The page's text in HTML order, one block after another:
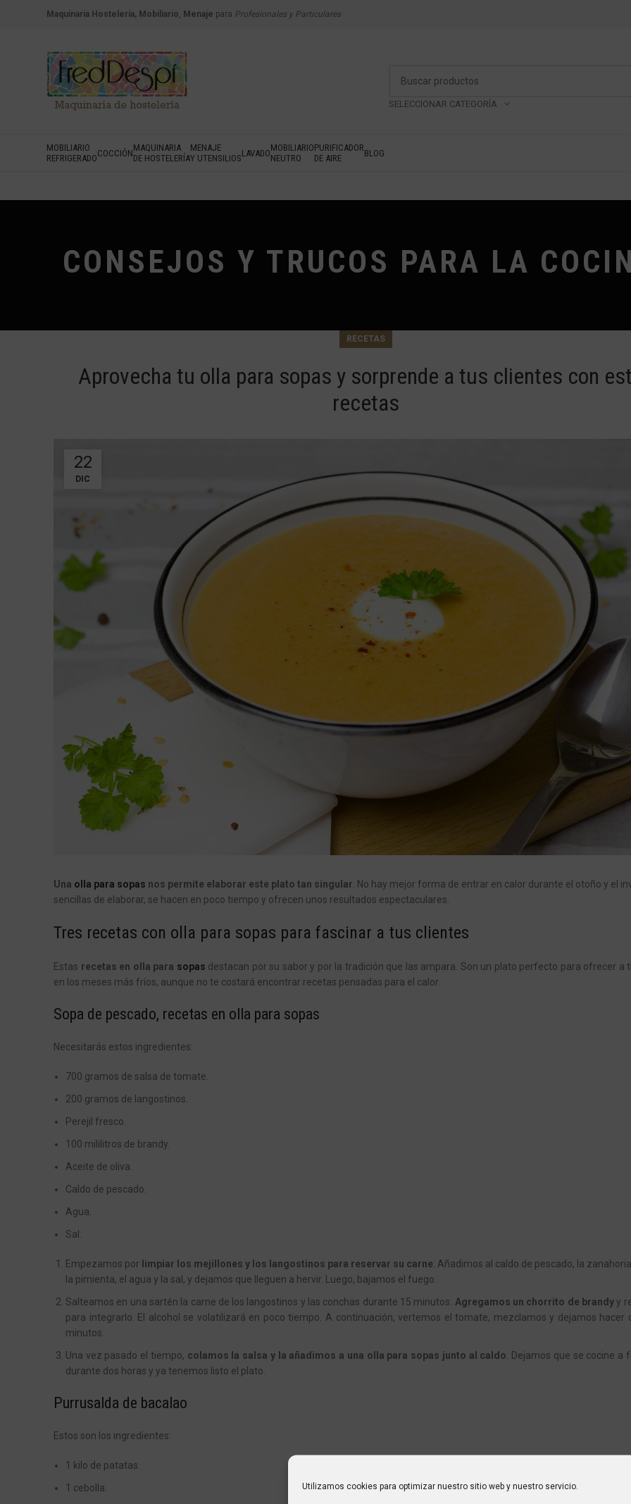
Utilizamos cookies para optimizar nuestro sitio web y nuestro servicio.
Maquinaria Hostelería, Mobiliario, Menaje para Profesionales y Particulares
SELECCIONAR CATEGORÍA
MOBILIARIO
REFRIGERADOCOCCIÓNMAQUINARIA
DE HOSTELERÍA
MENAJE
Y UTENSILIOSLAVADOMOBILIARIO
NEUTRO
PURIFICADOR
DE AIRE
BLOG
CONSEJOS Y TRUCOS PARA LA
RECETAS
Aprovecha tu olla para sopas y sorprende a tus clientes con
recetas
22
DIC
Una olla para sopas nos permite elaborar este plato tan singular. No hay mejor forma de entrar en calor durante el otoño y el
sencillas de elaborar, se hacen en poco tiempo y ofrecen unos resultados espectaculares.
Tres recetas con olla para sopas para fascinar a tus clientes
Estas recetas en olla para sopas destacan por su sabor y por la tradición que las ampara. Son un plato perfecto para ofrecer a
en los meses más fríos, aunque no te costará encontrar recetas pensadas para el calor.
Sopa de pescado, recetas en olla para sopas
Necesitarás estos ingredientes:
700 gramos de salsa de tomate.
200 gramos de langostinos.
Perejil fresco.
100 mililitros de brandy.
Aceite de oliva.
Caldo de pescado.
Agua.
Sal.
Empezamos por limpiar los mejillones y los langostinos para reservar su carne. Añadimos al caldo de pescado, la
la pimienta, el agua y la sal, y dejamos que lleguen a hervir. Luego, bajamos el fuego.
Salteamos en una sartén la carne de los langostinos y las conchas durante 15 minutos. Agregamos un chorrito de brandyy
para integrarlo. El alcohol se volatilizará en poco tiempo. A continuación, vertemos el tomate, mezclamos y dejamos hacer
minutos.
Una vez pasado el tiempo, colamos la salsa y la añadimos a una olla para sopas junto al caldo. Dejamos que se cocine a
durante dos horas y ya tenemos listo el plato.
Purrusalda de bacalao
Estos son los ingredientes:
1 kilo de patatas.
1 cebolla.